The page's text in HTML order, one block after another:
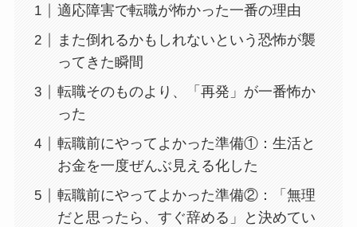
適応障害で転職が怖かった一番の理由
また倒れるかもしれないという恐怖が襲
ってきた瞬間
転職そのものより、「再発」が一番怖か
った
転職前にやってよかった準備①：生活と
お金を一度ぜんぶ見える化した
転職前にやってよかった準備②：「無理
だと思ったら、すぐ辞める」と決めてい